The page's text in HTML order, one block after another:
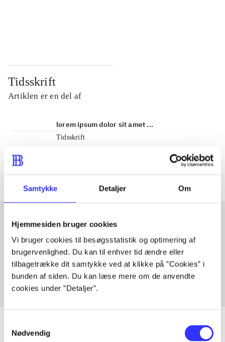
Samtykke Detaljer Om
Hjemmesiden bruger cookies
Vi bruger cookies til besøgsstatistik og optimering af
brugervenlighed. Du kan til enhver tid ændre eller
tilbagetrække dit samtykke ved at klikke på ”Cookies” i
bunden af siden. Du kan læse mere om de anvendte
cookies under ”Detaljer”.
Nødvendig
Tidsskrift
Artiklen er en del af
lorem ipsum dolor sit amet ...
Tidsskrift
Artiklerne i
Artikler med samme emner
Fra